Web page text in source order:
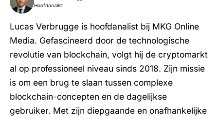
Hoofdanalist
Lucas Verbrugge is hoofdanalist bij MKG Online
Media. Gefascineerd door de technologische
revolutie van blockchain, volgt hij de cryptomarkt
al op professioneel niveau sinds 2018. Zijn missie
is om een brug te slaan tussen complexe
blockchain-concepten en de dagelijkse
gebruiker. Met zijn diepgaande en onafhankelijke